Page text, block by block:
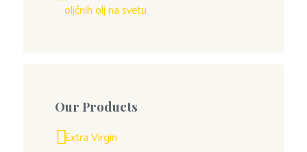
oljčnih olj na svetu
Our Products
Extra Virgin